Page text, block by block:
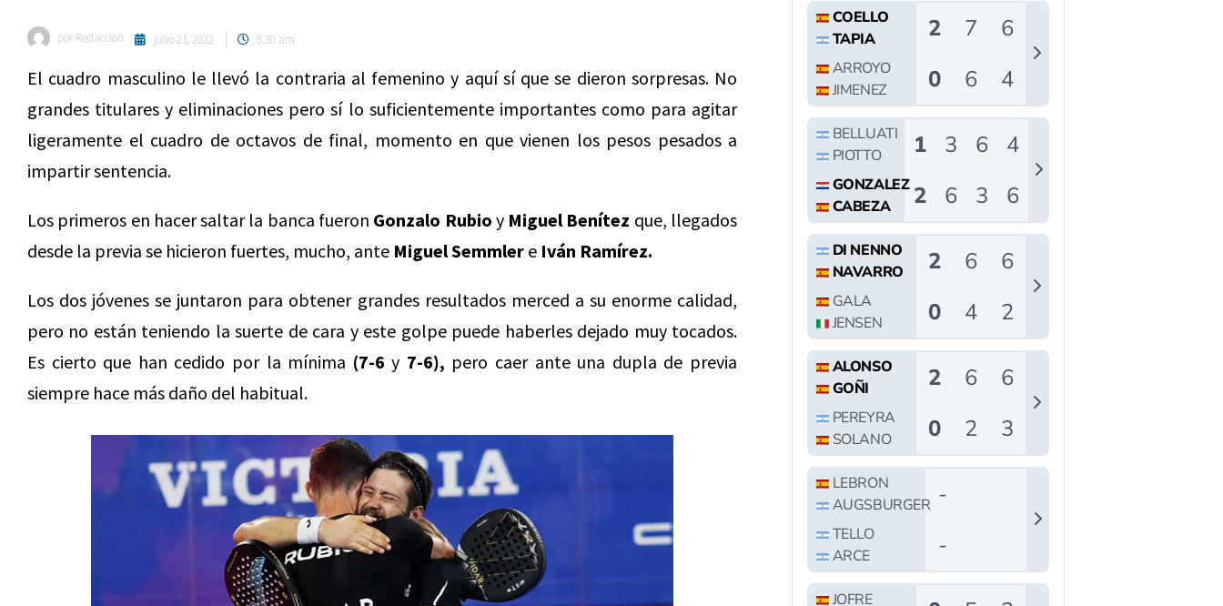
por Redaccion julio 21, 2022 8:30 am
El cuadro masculino le llevó la contraria al femenino y aquí sí que se dieron sorpresas. No
grandes titulares y eliminaciones pero sí lo suficientemente importantes como para agitar
ligeramente el cuadro de octavos de final, momento en que vienen los pesos pesados a
impartir sentencia.
Los primeros en hacer saltar la banca fueron Gonzalo Rubio y Miguel Benítez que, llegados
desde la previa se hicieron fuertes, mucho, ante Miguel Semmler e Iván Ramírez.
Los dos jóvenes se juntaron para obtener grandes resultados merced a su enorme calidad,
pero no están teniendo la suerte de cara y este golpe puede haberles dejado muy tocados.
Es cierto que han cedido por la mínima (7-6 y 7-6), pero caer ante una dupla de previa
siempre hace más daño del habitual.